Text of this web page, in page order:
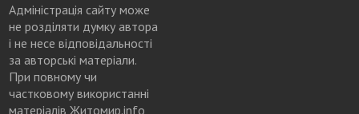
Адміністрація сайту може
не розділяти думку автора
і не несе відповідальності
за авторські матеріали.
При повному чи
частковому використанні
матеріалів Житомир.info